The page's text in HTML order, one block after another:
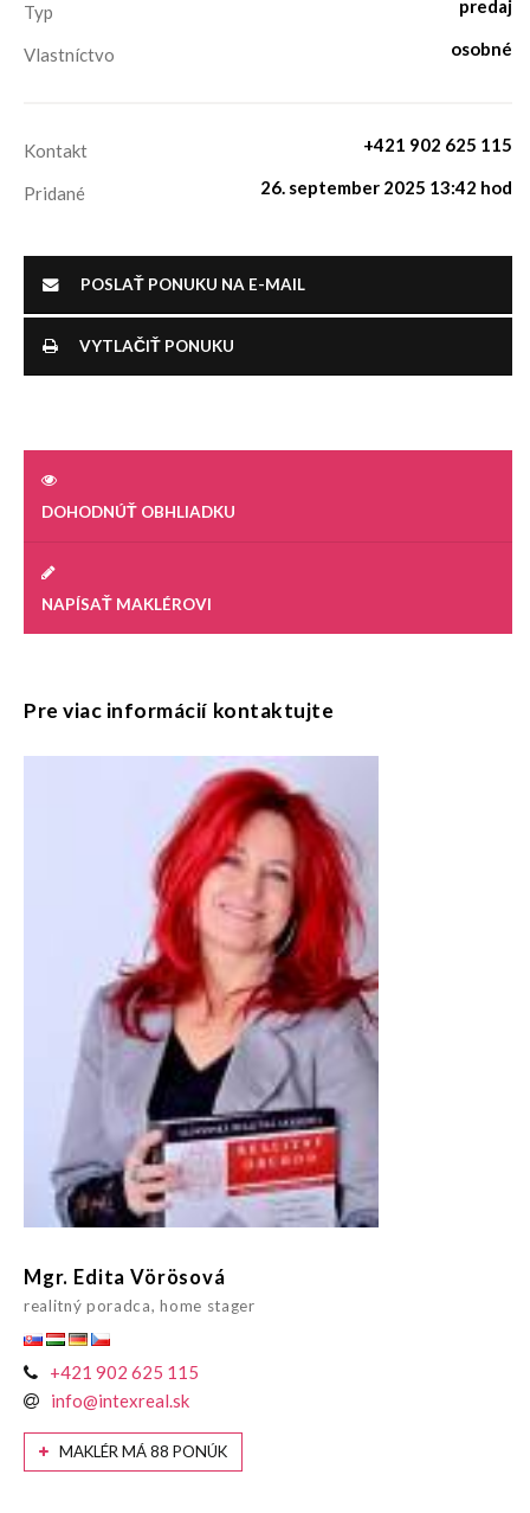
Typ predaj
Vlastníctvo osobné
Kontakt +421 902 625 115
Pridané 26. september 2025 13:42 hod
POSLAŤ PONUKU NA E-MAIL
VYTLAČIŤ PONUKU
DOHODNÚŤ OBHLIADKU
NAPÍSAŤ MAKLÉROVI
Pre viac informácií kontaktujte
Mgr. Edita Vörösová
realitný poradca, home stager
+421 902 625 115
info@intexreal.sk
MAKLÉR MÁ 88 PONÚK